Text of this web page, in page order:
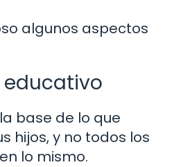
algunos aspectos
educativo
base de lo que
hijos, y no todos los
lo mismo.